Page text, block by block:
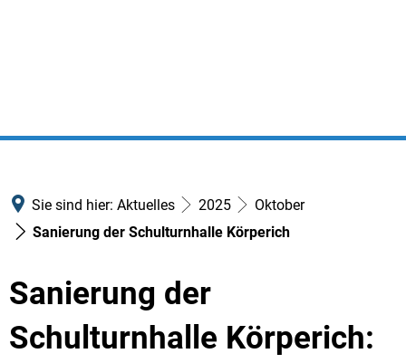
Sie sind hier: Aktuelles 2025
Oktober
Sanierung der Schulturnhalle Körperich
Sanierung der
Schulturnhalle Körperich: